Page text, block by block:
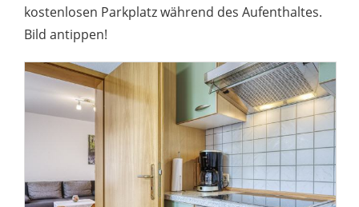
kostenlosen Parkplatz während des Aufenthaltes.
Bild antippen!